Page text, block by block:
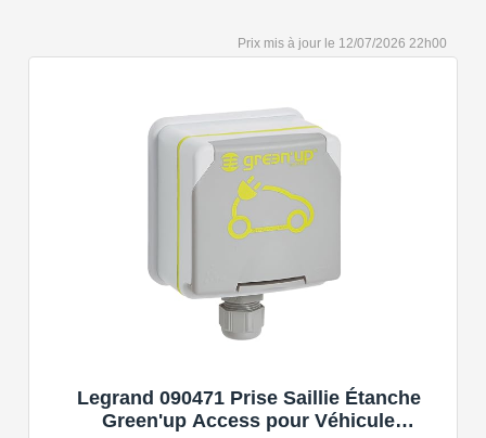
de recharge de type 1, CCS1, CHAdeMO et GB/T.
voiture électrique de type 2 est conforme à la norme
européenne IEC 62196 et convient à tous les EV et
PHEV avec type 2 et CCS2. Convient aux modèles
Y/3/S/X, i3, iX, ID.3, ID.4, ID.5, E-Tron, ZOE, Kona, Leaf,
【Qualité Solide et Fiable】Résistant à l'eau - IP54,
électrique, résistant à l'usure et à la flexion. Testé avec
10,000 cycles d'insertion et une capacité de charge de 2
tonnes et un test de chute d'un mètre, évitant les risques
main résistant à l'usure pour économiser de l'espace. Le
sac pour câble de recharge de voiture électrique et la
12/07/2026 22h00
Legrand 090471 Prise Saillie Étanche
Green'up Access pour Véhicule